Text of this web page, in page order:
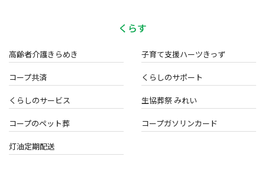
くらす
高齢者介護きらめき 子育て支援ハーツきっず
コープ共済 くらしのサポート
くらしのサービス 生協葬祭 みれい
コープのペット葬 コープガソリンカード
灯油定期配送